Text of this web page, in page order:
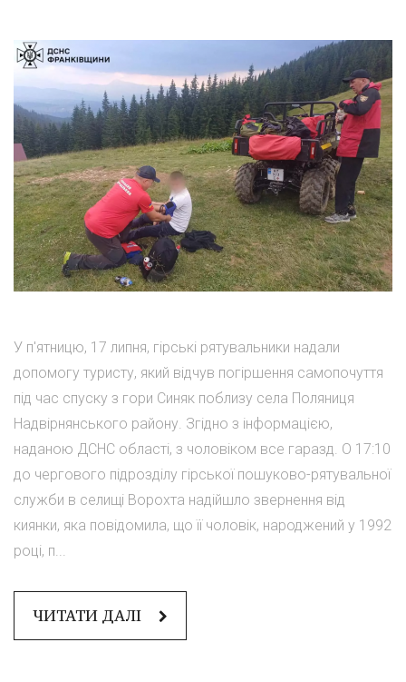
У п'ятницю, 17 липня, гірські рятувальники надали
допомогу туристу, який відчув погіршення самопочуття
під час спуску з гори Синяк поблизу села Поляниця
Надвірнянського району. Згідно з інформацією,
наданою ДСНС області, з чоловіком все гаразд. О 17:10
до чергового підрозділу гірської пошуково-рятувальної
служби в селищі Ворохта надійшло звернення від
киянки, яка повідомила, що її чоловік, народжений у 1992
році, п...
ЧИТАТИ ДАЛІ